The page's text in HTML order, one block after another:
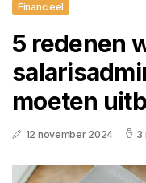
Financieel
5 redenen
moeten
12 november 2024 3